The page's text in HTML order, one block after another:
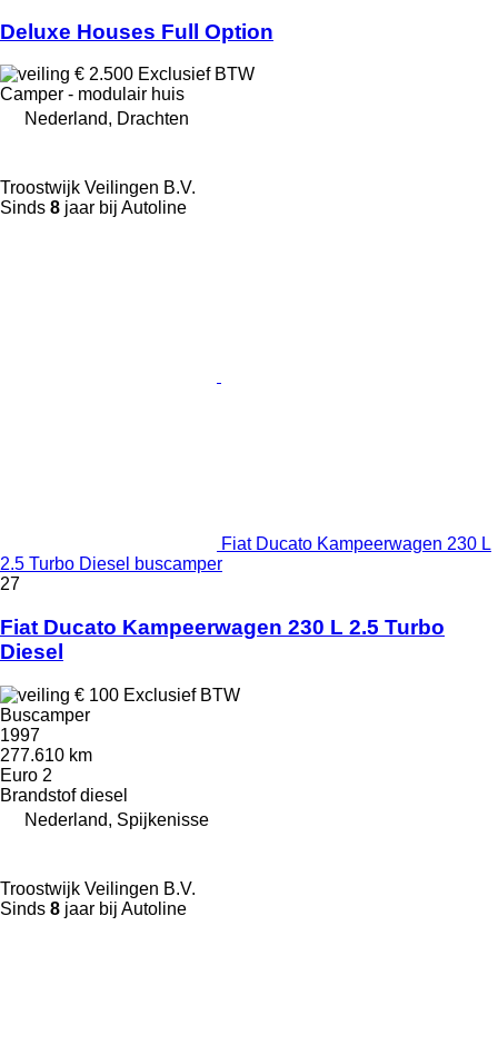
Deluxe Houses Full Option
€ 2.500 Exclusief BTW
Camper - modulair huis
Nederland, Drachten
Troostwijk Veilingen B.V.
Sinds 8 jaar bij Autoline
Fiat Ducato Kampeerwagen 230 L
2.5 Turbo Diesel buscamper
27
Fiat Ducato Kampeerwagen 230 L 2.5 Turbo
Diesel
€ 100 Exclusief BTW
Buscamper
1997
277.610 km
Euro 2
Brandstof diesel
Nederland, Spijkenisse
Troostwijk Veilingen B.V.
Sinds 8 jaar bij Autoline